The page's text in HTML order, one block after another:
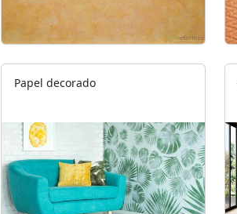
Papel decorado